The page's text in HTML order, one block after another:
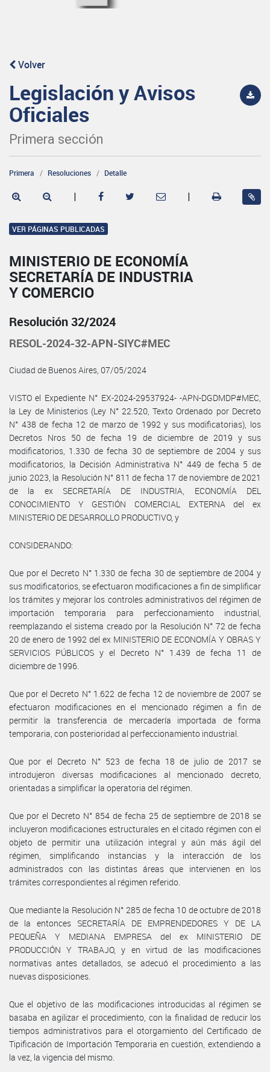
Volver
Legislación y Avisos
Oficiales
Primera sección
Primera Resoluciones Detalle
| |
VER PÁGINAS PUBLICADAS
MINISTERIO DE ECONOMÍA
SECRETARÍA DE INDUSTRIA
Y COMERCIO
Resolución 32/2024
RESOL-2024-32-APN-SIYC#MEC
Ciudad de Buenos Aires, 07/05/2024
VISTO el Expediente N° EX-2024-29537924- -APN-DGDMDP#MEC,
la Ley de Ministerios (Ley N° 22.520, Texto Ordenado por Decreto
N° 438 de fecha 12 de marzo de 1992 y sus modificatorias), los
Decretos Nros 50 de fecha 19 de diciembre de 2019 y sus
modificatorios, 1.330 de fecha 30 de septiembre de 2004 y sus
modificatorios, la Decisión Administrativa N° 449 de fecha 5 de
junio 2023, la Resolución N° 811 de fecha 17 de noviembre de 2021
de la ex SECRETARÍA DE INDUSTRIA, ECONOMÍA DEL
CONOCIMIENTO Y GESTIÓN COMERCIAL EXTERNA del ex
MINISTERIO DE DESARROLLO PRODUCTIVO, y
CONSIDERANDO:
Que por el Decreto N° 1.330 de fecha 30 de septiembre de 2004 y
sus modificatorios, se efectuaron modificaciones a fin de simplificar
los trámites y mejorar los controles administrativos del régimen de
importación temporaria para perfeccionamiento industrial,
reemplazando el sistema creado por la Resolución N° 72 de fecha
20 de enero de 1992 del ex MINISTERIO DE ECONOMÍA Y OBRAS Y
SERVICIOS PÚBLICOS y el Decreto N° 1.439 de fecha 11 de
diciembre de 1996.
Que por el Decreto N° 1.622 de fecha 12 de noviembre de 2007 se
efectuaron modificaciones en el mencionado régimen a fin de
permitir la transferencia de mercadería importada de forma
temporaria, con posterioridad al perfeccionamiento industrial.
Que por el Decreto N° 523 de fecha 18 de julio de 2017 se
introdujeron diversas modificaciones al mencionado decreto,
orientadas a simplificar la operatoria del régimen.
Que por el Decreto N° 854 de fecha 25 de septiembre de 2018 se
incluyeron modificaciones estructurales en el citado régimen con el
objeto de permitir una utilización integral y aún más ágil del
régimen, simplificando instancias y la interacción de los
administrados con las distintas áreas que intervienen en los
trámites correspondientes al régimen referido.
Que mediante la Resolución N° 285 de fecha 10 de octubre de 2018
de la entonces SECRETARÍA DE EMPRENDEDORES Y DE LA
PEQUEÑA Y MEDIANA EMPRESA del ex MINISTERIO DE
PRODUCCIÓN Y TRABAJO, y en virtud de las modificaciones
normativas antes detallados, se adecuó el procedimiento a las
nuevas disposiciones.
Que el objetivo de las modificaciones introducidas al régimen se
basaba en agilizar el procedimiento, con la finalidad de reducir los
tiempos administrativos para el otorgamiento del Certificado de
Tipificación de Importación Temporaria en cuestión, extendiendo a
la vez, la vigencia del mismo.